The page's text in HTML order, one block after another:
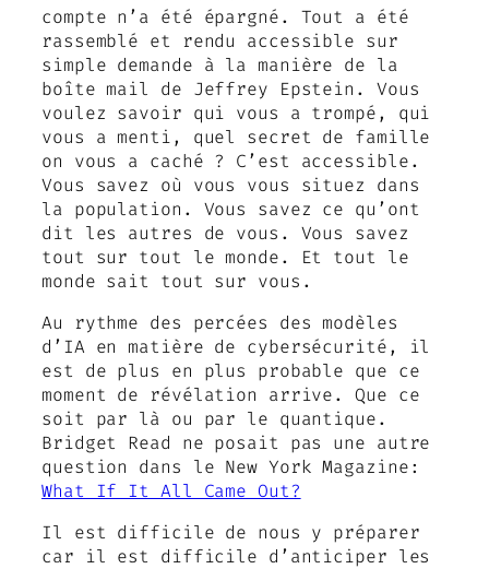
compte n’a été épargné. Tout a été
rassemblé et rendu accessible sur
simple demande à la manière de la
boîte mail de Jeffrey Epstein. Vous
voulez savoir qui vous a trompé, qui
vous a menti, quel secret de famille
on vous a caché ? C’est accessible.
Vous savez où vous vous situez dans
la population. Vous savez ce qu’ont
dit les autres de vous. Vous savez
tout sur tout le monde. Et tout le
monde sait tout sur vous.
Au rythme des percées des modèles
d’IA en matière de cybersécurité, il
est de plus en plus probable que ce
moment de révélation arrive. Que ce
soit par là ou par le quantique.
Bridget Read ne posait pas une autre
question dans le New York Magazine:
What If It All Came Out?
Il est difficile de nous y préparer
car il est difficile d’anticiper les